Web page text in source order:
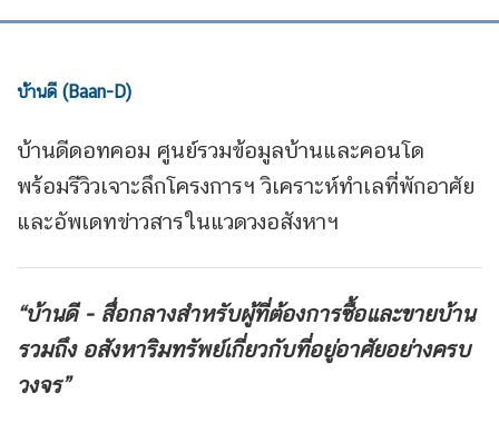
บ้านดี (Baan-D)
บ้านดีดอทคอม ศูนย์รวมข้อมูลบ้านและคอนโด
พร้อมรีวิวเจาะลึกโครงการฯ วิเคราะห์ทำเลที่พักอาศัย
และอัพเดทข่าวสารในแวดวงอสังหาฯ
“บ้านดี - สื่อกลางสำหรับผู้ที่ต้องการซื้อและขายบ้าน
รวมถึง อสังหาริมทรัพย์เกี่ยวกับที่อยู่อาศัยอย่างครบ
วงจร”